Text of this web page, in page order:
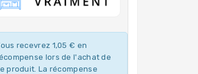
recevrez 1,05 € en
lors de l'achat de
produit. La récompense